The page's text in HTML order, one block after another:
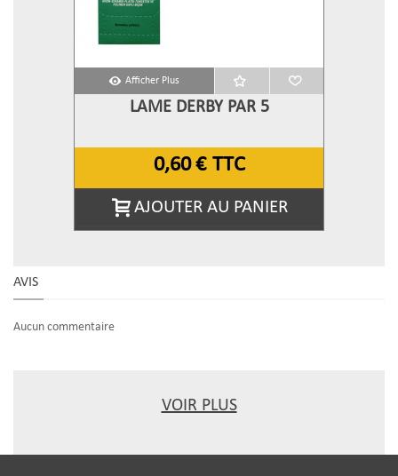
Afficher Plus
LAME DERBY PAR 5
0,60 € TTC
AJOUTER AU PANIER
AVIS
Aucun commentaire
VOIR PLUS